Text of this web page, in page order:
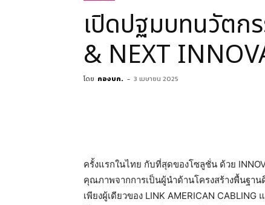
เปิดปฐมบทนวัตก
& NEXT
โดย กองบก. - 3 เมษายน 2025
ครั้งแรกในไทย กับที่สุดของโซลูชั่น ด้วย
คุณภาพจากการเป็นผู้นำด้านโครงสร้างพื้นฐา
เพียงผู้เดียวของ LINK AMERICAN